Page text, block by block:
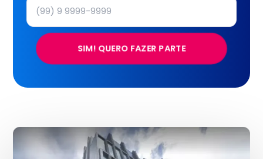
SIM! QUERO FAZER PARTE